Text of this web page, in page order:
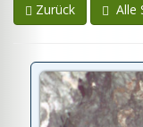
Zurück Alle